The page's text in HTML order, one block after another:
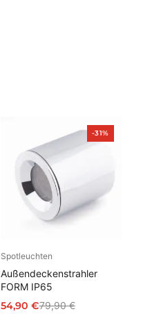
-31%Produkt
im
Spotleuchten
Außendeckenstrahler
FORM IP65
79,90€
54,90 €